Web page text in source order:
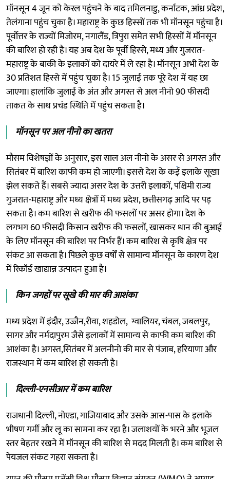
मॉनसून 4 जून को केरल पहुंचने के बाद तमिलनाडु, कर्नाटक, आंध्र प्रदेश,
तेलंगाना पहुंच चुका है। महाराष्ट्र के कुछ हिस्सों तक भी मॉनसून पहुंचा है।
पूर्वोत्तर के राज्यों मिजोरम, नगालैंड, त्रिपुरा समेत सभी हिस्सों में मॉनसून
की बारिश हो रही है। यह अब देश के पूर्वी हिस्से, मध्य और गुजरात-
महाराष्ट्र के बाकी के इलाकों को दायरे में ले रहा है। मॉनसून अभी देश के
30 प्रतिशत हिस्से में पहुंच चुका है। 15 जुलाई तक पूरे देश में यह छा
जाएगा। हालांकि जुलाई के अंत और अगस्त से अल नीनो 90 फीसदी
ताकत के साथ प्रचंड स्थिति में पहुंच सकता है।
मॉनसून पर अल नीनो का खतरा
मौसम विशेषज्ञों के अनुसार, इस साल अल नीनो के असरसे अगस्त और
सितंबर में बारिश काफी कम हो जाएगी। इससे देश के कई इलाके सूखा
झेल सकते हैं। सबसे ज्यादा असर देश के उत्तरी इलाकों, पश्चिमी राज्य
गुजरात-महाराष्ट्र और मध्य क्षेत्रों में मध्य प्रदेश, छत्तीसगढ़ आदि पर पड़
सकता है। कम बारिश से खरीफ की फसलों पर असर होगा। देश के
लगभग 60 फीसदी किसान खरीफ की फसलों, खासकर धान की बुआई
के लिए मॉनसून की बारिश पर निर्भर हैं। कम बारिश से कृषि क्षेत्र पर
संकट आ सकता है। पिछले कुछ वर्षों से सामान्य मॉनसून के कारण देश
में रिकॉर्ड खाद्यान्न उत्पादन हुआ है।
किन जगहों पर सूखे की मार की आशंका
मध्य प्रदेश में इंदौर, उज्जैन,रीवा, शहडोल, ग्वालियर, चंबल, जबलपुर,
सागर और नर्मदापुरम जैसे इलाकों में सामान्य से काफी कम बारिश की
आशंका है। अगस्त,सितंबर में अलनीनो की मार से पंजाब, हरियाणा और
राजस्थान में कम बारिश हो सकती है।
दिल्ली-एनसीआर में कम बारिश
राजधानी दिल्ली, नोएडा, गाजियाबाद और उसके आस-पास के इलाके
भीषण गर्मी और लू का सामना कर रहा है। जलाशयों के भरने और भूजल
स्तर बेहतर रखने में मॉनसून की बारिश से मदद मिलती है। कम बारिश से
पेयजल संकट गहरा सकता है।